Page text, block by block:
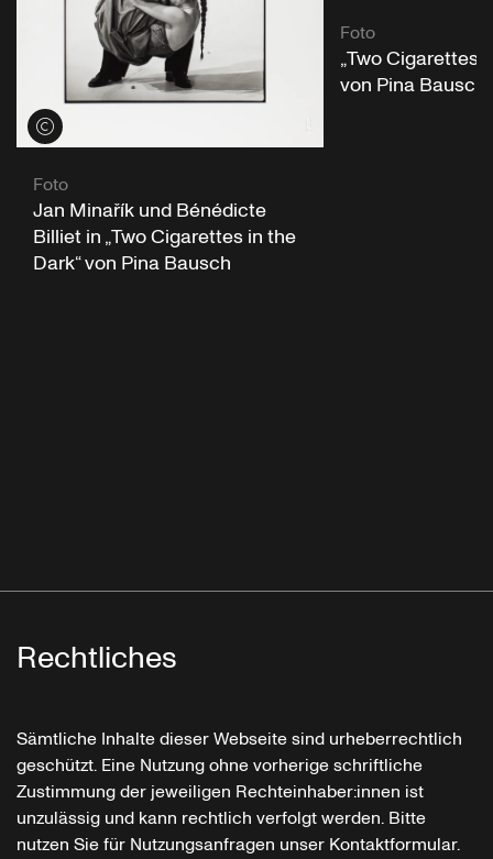
Credits öffnen
Foto
Jan Minařík und Bénédicte
Billiet in „Two Cigarettes in the
Dark“ von Pina Bausch
Foto
„Two Cigarettes
von Pina Bausch
Rechtliches
Sämtliche Inhalte dieser Webseite sind urheberrechtlich
geschützt. Eine Nutzung ohne vorherige schriftliche
Zustimmung der jeweiligen Rechteinhaber:innen ist
unzulässig und kann rechtlich verfolgt werden. Bitte
nutzen Sie für Nutzungsanfragen unser Kontaktformular.